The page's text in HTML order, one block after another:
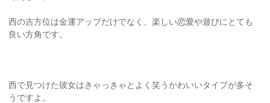
西の吉方位は金運アップだけでなく、楽しい恋愛や遊びにとても
良い方角です。
西で見つけた彼女はきゃっきゃとよく笑うかわいいタイプが多そ
うですよ。